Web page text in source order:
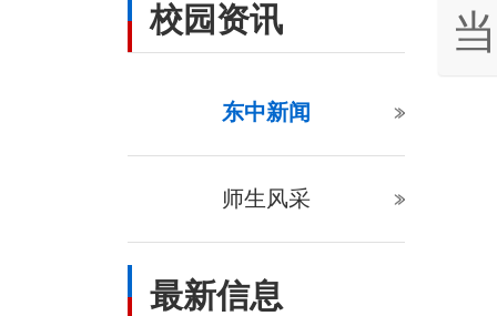
校园资讯
东中新闻
师生风采
最新信息